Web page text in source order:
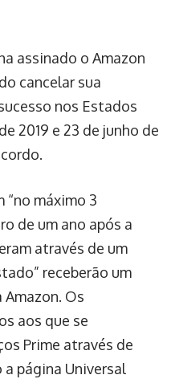
assinado o Amazon
cancelar sua
nos Estados
2019 e 23 de junho de
máximo 3
de um ano após a
através de um
receberão um
Os
aos que se
Prime através de
a página Universal